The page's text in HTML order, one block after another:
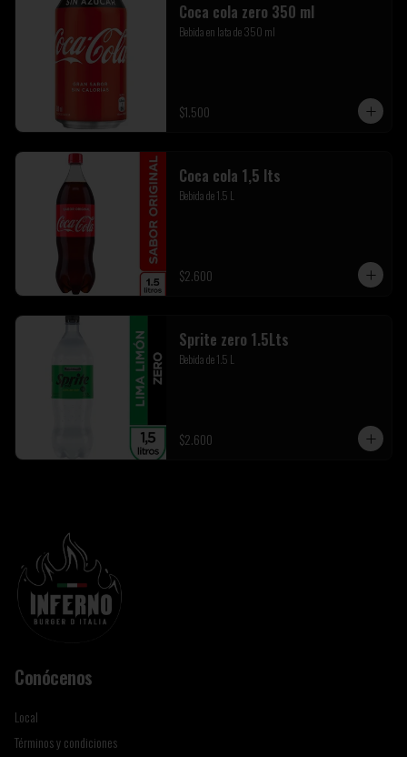
Coca cola zero 350 ml
Bebida en lata de 350 ml
$1.500
Coca cola 1,5 lts
Bebida de 1.5 L
$2.600
Sprite zero 1.5Lts
Bebida de 1.5 L
$2.600
Conócenos
Local
Términos y condiciones